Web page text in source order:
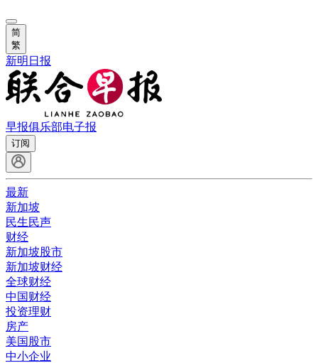
简
繁
新明日报
早报俱乐部电子报
订阅
最新
新加坡
民生民声
财经
新加坡股市
新加坡财经
全球财经
中国财经
投资理财
房产
美国股市
中小企业